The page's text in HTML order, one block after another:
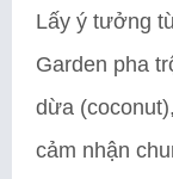
Lấy ý tưởng
Garden pha
dừa
cảm nhận